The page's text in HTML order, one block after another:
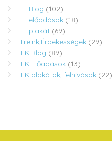
EFI Blog (102)
EFI előadások (18)
EFI plakát (69)
Híreink,Érdekességek (29)
LEK Blog (89)
LEK Előadások (13)
LEK plakátok, felhívások (22)